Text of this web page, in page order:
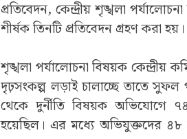
প্রতিবেদন, কেন্দ্রীয় শৃঙ্খলা
শীর্ষক তিনটি প্রতিবেদন গ্রহণ করা হয়।
শৃঙ্খলা পর্যালোচনা বিষয়ক কেন্দ্রীয়
দৃঢ়সংকল্প লড়াই চালাচ্ছে তাতে সুফল
থেকে দুর্নীতি বিষয়ক অভিযোগে
হয়েছিল। এর মধ্যে অভিযুক্তদের